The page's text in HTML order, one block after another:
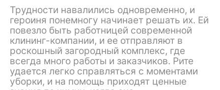
Трудности навалились одновременно, и
героиня понемногу начинает решать их. Ей
повезло быть работницей современной
клининг-компании, и ее отправляют в
роскошный загородный комплекс, где
всегда много работы и заказчиков. Рите
удается легко справляться с моментами
уборки, и на помощь приходят ценные